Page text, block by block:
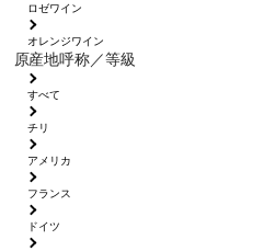
ロゼワイン
オレンジワイン
原産地呼称／等級
すべて
チリ
アメリカ
フランス
ドイツ